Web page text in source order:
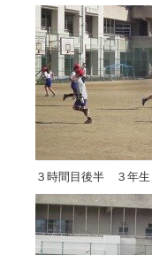
３時間目後半 ３年生